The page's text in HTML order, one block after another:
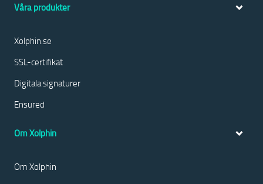
Våra produkter
Xolphin.se
SSL-certifikat
Digitala signaturer
Ensured
Om Xolphin
Om Xolphin